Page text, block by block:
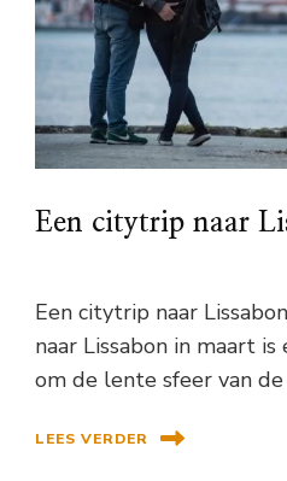
Een citytrip naar
Een citytrip naar
naar Lissabon in maart
om de lente sfeer van
LEES VERDER